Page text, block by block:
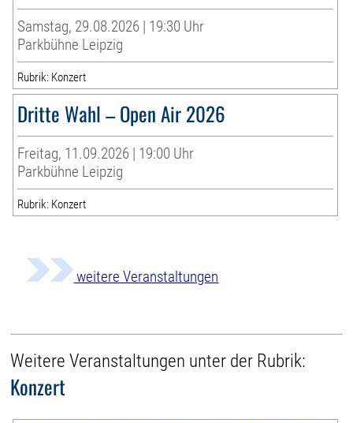
Samstag, 29.08.2026 | 19:30 Uhr
Parkbühne Leipzig
Rubrik: Konzert
Dritte Wahl – Open Air 2026
Freitag, 11.09.2026 | 19:00 Uhr
Parkbühne Leipzig
Rubrik: Konzert
weitere Veranstaltungen
Weitere Veranstaltungen unter der Rubrik:
Konzert